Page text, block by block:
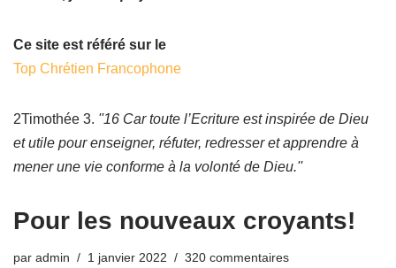
Ce site est référé sur le
Top Chrétien Francophone
2Timothée 3. ''16 Car toute l’Ecriture est inspirée de Dieu
et utile pour enseigner, réfuter, redresser et apprendre à
mener une vie conforme à la volonté de Dieu.''
Pour les nouveaux croyants!
par admin 1 janvier 2022 320 commentaires